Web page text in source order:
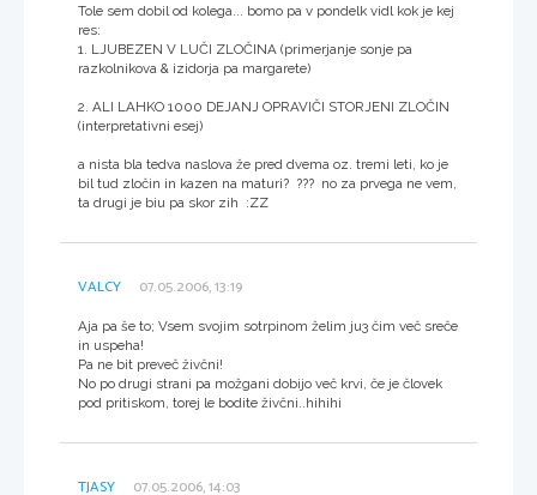
Tole sem dobil od kolega... bomo pa v pondelk vidl kok je kej
res:
1. LJUBEZEN V LUČI ZLOČINA (primerjanje sonje pa
razkolnikova & izidorja pa margarete)
2. ALI LAHKO 1000 DEJANJ OPRAVIČI STORJENI ZLOČIN
(interpretativni esej)
a nista bla tedva naslova že pred dvema oz. tremi leti, ko je
bil tud zločin in kazen na maturi? ??? no za prvega ne vem,
ta drugi je biu pa skor zih :ZZ
VALCY 07.05.2006, 13:19
Aja pa še to; Vsem svojim sotrpinom želim ju3 čim več sreče
in uspeha!
Pa ne bit preveč živčni!
No po drugi strani pa možgani dobijo več krvi, če je človek
pod pritiskom, torej le bodite živčni..hihihi
TJASY 07.05.2006, 14:03